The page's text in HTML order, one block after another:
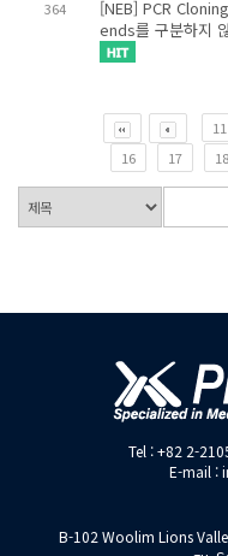
364
[NEB] PCR
ends를 구분하지
11
16
17 18
Tel : +82 2-
E-mail :
B-102 Woolim Lions